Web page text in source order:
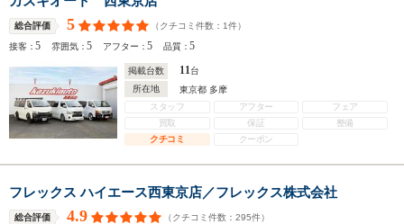
総合評価 5 （クチコミ件数： 1件）
接客：5 雰囲気：5 アフター：5 品質：5
掲載台数 11台
所在地
東京都 多摩
スタッフ
アフター
フェア
買取
保証
整備
クチコミ
クーポン
フレックス ハイエース西東京店／フレックス株式会社
総合評価 4.9 （クチコミ件数： 295件）